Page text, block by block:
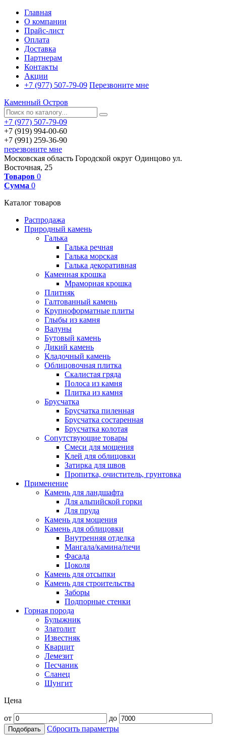
Главная
О компании
Прайс-лист
Оплата
Доставка
Партнерам
Контакты
Акции
+7 (977) 507-79-09 Перезвоните мне
Каменный Остров
+7 (977) 507-79-09
+7 (919) 994-00-60
+7 (991) 259-36-90
перезвоните мне
Московская область Городской округ Одинцово ул.
Восточная, 25
Товаров 0
Сумма 0
Каталог товаров
Распродажа
Природный камень
Галька
Галька речная
Галька морская
Галька декоративная
Каменная крошка
Мраморная крошка
Плитняк
Галтованный камень
Крупноформатные плиты
Глыбы из камня
Валуны
Бутовый камень
Дикий камень
Кладочный камень
Облицовочная плитка
Скалистая гряда
Полоса из камня
Плитка из камня
Брусчатка
Брусчатка пиленная
Брусчатка состаренная
Брусчатка колотая
Сопутствующие товары
Смеси для мощения
Клей для облицовки
Затирка для швов
Пропитка, очиститель, грунтовка
Применение
Камень для ландшафта
Для альпийской горки
Для пруда
Камень для мощения
Камень для облицовки
Внутренняя отделка
Мангала/камина/печи
Фасада
Цоколя
Камень для отсыпки
Камень для строительства
Заборы
Подпорные стенки
Горная порода
Булыжник
Златолит
Известняк
Кварцит
Лемезит
Песчаник
Сланец
Шунгит
Цена
от до
Подобрать Сбросить параметры